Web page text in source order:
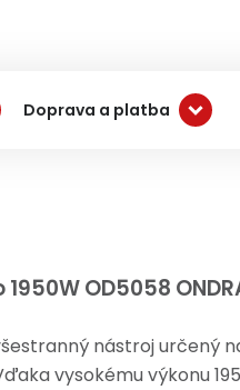
Doprava a platba
OD5058
nástroj určený
vysokému výkonu